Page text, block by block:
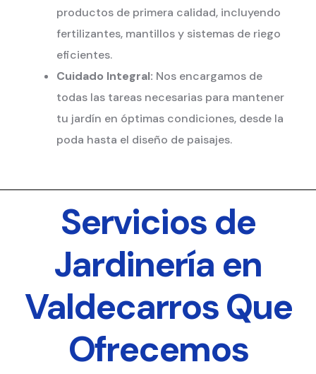
productos de primera calidad, incluyendo
fertilizantes, mantillos y sistemas de riego
eficientes.
Cuidado Integral: Nos encargamos de
todas las tareas necesarias para mantener
tu jardín en óptimas condiciones, desde la
poda hasta el diseño de paisajes.
Servicios de
Jardinería en
Valdecarros Que
Ofrecemos